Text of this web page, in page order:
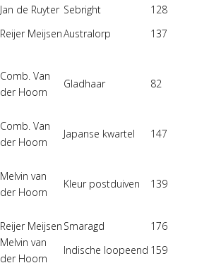
Jan de Ruyter Sebright
128
Reijer MeijsenAustralorp
137
Comb. Van
der Hoorn
Gladhaar
82
Comb. Van
der Hoorn
Japanse kwartel
147
Melvin van
der Hoorn
Kleur postduiven
139
Reijer Meijsen Smaragd
176
Melvin van
der Hoorn
Indische loopeend 159